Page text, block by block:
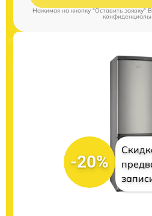
Нажимая на кнопку "Оставить заявку"
-20%